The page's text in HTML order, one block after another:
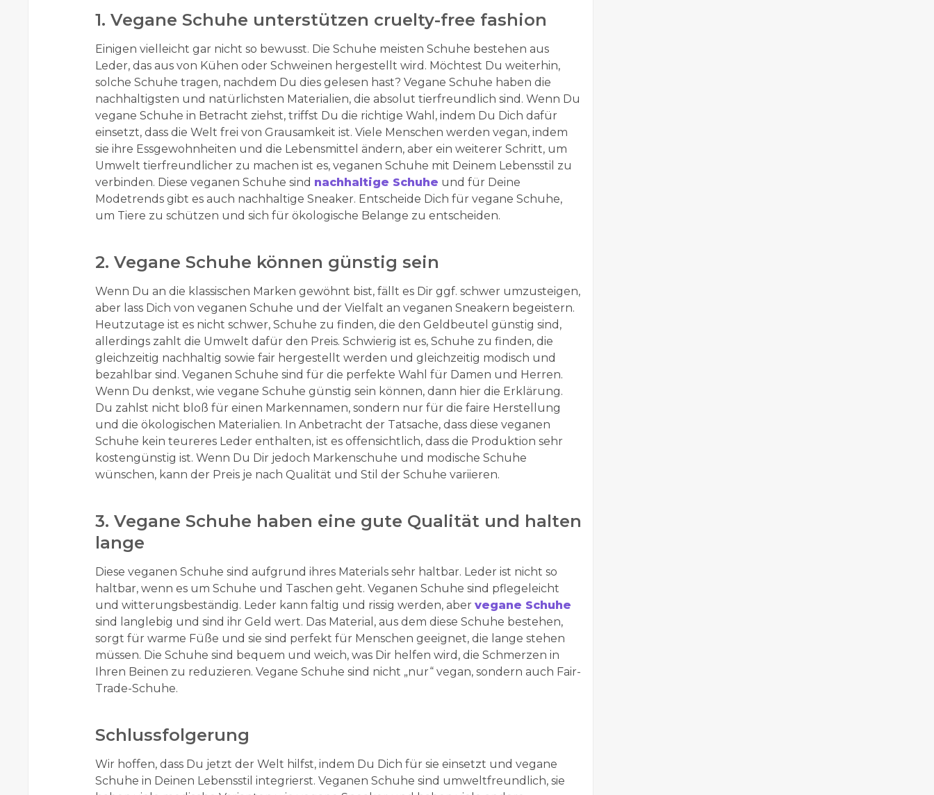
1. Vegane Schuhe unterstützen cruelty-free fashion
Einigen vielleicht gar nicht so bewusst. Die Schuhe meisten Schuhe bestehen aus
Leder, das aus von Kühen oder Schweinen hergestellt wird. Möchtest Du weiterhin,
solche Schuhe tragen, nachdem Du dies gelesen hast? Vegane Schuhe haben die
nachhaltigsten und natürlichsten Materialien, die absolut tierfreundlich sind. Wenn Du
vegane Schuhe in Betracht ziehst, triffst Du die richtige Wahl, indem Du Dich dafür
einsetzt, dass die Welt frei von Grausamkeit ist. Viele Menschen werden vegan, indem
sie ihre Essgewohnheiten und die Lebensmittel ändern, aber ein weiterer Schritt, um
Umwelt tierfreundlicher zu machen ist es, veganen Schuhe mit Deinem Lebensstil zu
verbinden. Diese veganen Schuhe sind nachhaltige Schuhe und für Deine
Modetrends gibt es auch nachhaltige Sneaker. Entscheide Dich für vegane Schuhe,
um Tiere zu schützen und sich für ökologische Belange zu entscheiden.
2. Vegane Schuhe können günstig sein
Wenn Du an die klassischen Marken gewöhnt bist, fällt es Dir ggf. schwer umzusteigen,
aber lass Dich von veganen Schuhe und der Vielfalt an veganen Sneakern begeistern.
Heutzutage ist es nicht schwer, Schuhe zu finden, die den Geldbeutel günstig sind,
allerdings zahlt die Umwelt dafür den Preis. Schwierig ist es, Schuhe zu finden, die
gleichzeitig nachhaltig sowie fair hergestellt werden und gleichzeitig modisch und
bezahlbar sind. Veganen Schuhe sind für die perfekte Wahl für Damen und Herren.
Wenn Du denkst, wie vegane Schuhe günstig sein können, dann hier die Erklärung.
Du zahlst nicht bloß für einen Markennamen, sondern nur für die faire Herstellung
und die ökologischen Materialien. In Anbetracht der Tatsache, dass diese veganen
Schuhe kein teureres Leder enthalten, ist es offensichtlich, dass die Produktion sehr
kostengünstig ist. Wenn Du Dir jedoch Markenschuhe und modische Schuhe
wünschen, kann der Preis je nach Qualität und Stil der Schuhe variieren.
3. Vegane Schuhe haben eine gute Qualität und halten
lange
Diese veganen Schuhe sind aufgrund ihres Materials sehr haltbar. Leder ist nicht so
haltbar, wenn es um Schuhe und Taschen geht. Veganen Schuhe sind pflegeleicht
und witterungsbeständig. Leder kann faltig und rissig werden, aber vegane Schuhe
sind langlebig und sind ihr Geld wert. Das Material, aus dem diese Schuhe bestehen,
sorgt für warme Füße und sie sind perfekt für Menschen geeignet, die lange stehen
müssen. Die Schuhe sind bequem und weich, was Dir helfen wird, die Schmerzen in
Ihren Beinen zu reduzieren. Vegane Schuhe sind nicht „nur“ vegan, sondern auch Fair-
Trade-Schuhe.
Schlussfolgerung
Wir hoffen, dass Du jetzt der Welt hilfst, indem Du Dich für sie einsetzt und vegane
Schuhe in Deinen Lebensstil integrierst. Veganen Schuhe sind umweltfreundlich, sie